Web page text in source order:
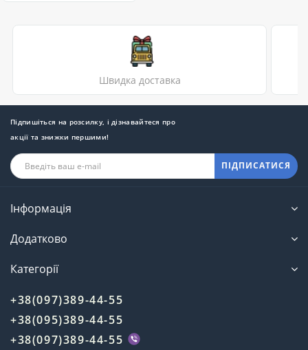
Швидка доставка
Підпишіться на розсилку, і дізнавайтеся про
акції та знижки першими!
ПІДПИСАТИСЯ
Інформація
Додатково
Категорії
+38(097)389-44-55
+38(095)389-44-55
+38(097)389-44-55